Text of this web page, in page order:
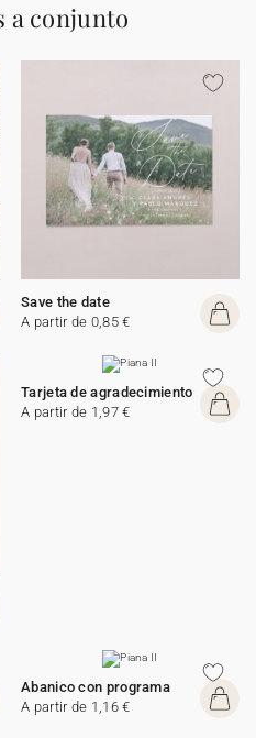
a conjunto
Save the date
A partir de 0,85 €
Tarjeta de agradecimiento
A partir de 1,97 €
Abanico con programa
A partir de 1,16 €